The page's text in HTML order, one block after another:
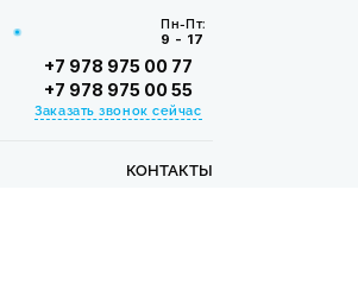
Пн-Пт:
9 - 17
+7 978 975 00 77
+7 978 975 00 55
Заказать звонок сейчас
КОНТАКТЫ